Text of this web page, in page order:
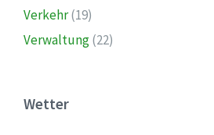
Verkehr(19)
Verwaltung(22)
Wetter